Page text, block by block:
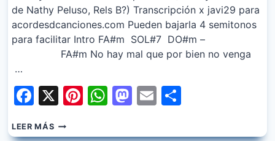
de Nathy Peluso, Rels B?) Transcripción x javi29 para
acordesdcanciones.com Pueden bajarla 4 semitonos
para facilitar Intro FA#m SOL#7 DO#m –
FA#m No hay mal que por bien no venga
…
Facebook
X Pinterest
WhatsApp
Mastodon
Email
LEER MÁSNATHY
PELUSO